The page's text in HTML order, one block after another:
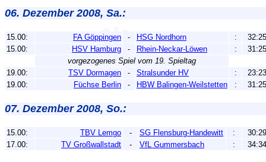
06. Dezember 2008, Sa.:
15.00: FA Göppingen - HSG Nordhorn :
32:25
15.00:
HSV Hamburg - Rhein-Neckar-Löwen :
31:25
vorgezogenes Spiel vom 19. Spieltag
19.00:
TSV Dormagen - Stralsunder HV :
23:23
19.00:
Füchse Berlin - HBW Balingen-Weilstetten : 31:25
07. Dezember 2008, So.:
15.00: TBV Lemgo - SG Flensburg-Handewitt :
30:29
17.00:
TV Großwallstadt - VfL Gummersbach : 34:34